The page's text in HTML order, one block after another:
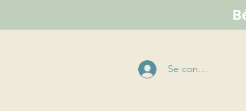
Se connecter